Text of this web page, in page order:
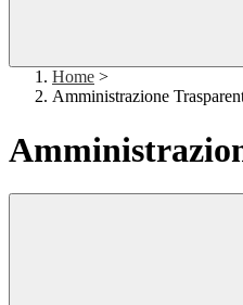
Home >
Amministrazione